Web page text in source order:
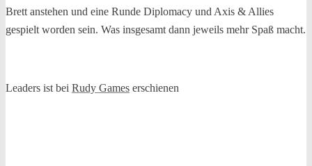
Brett anstehen und eine Runde Diplomacy und Axis & Allies
gespielt worden sein. Was insgesamt dann jeweils mehr Spaß macht.
Leaders ist bei Rudy Games erschienen